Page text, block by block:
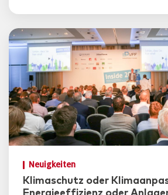
Neuigkeiten
Klimaschutz oder